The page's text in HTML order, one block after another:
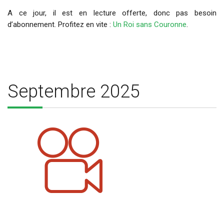
A ce jour, il est en lecture offerte, donc pas besoin
d’abonnement. Profitez en vite : Un Roi sans Couronne.
Septembre 2025